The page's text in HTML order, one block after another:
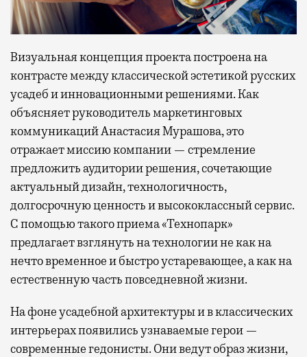
Визуальная концепция проекта построена на
контрасте между классической эстетикой русских
усадеб и инновационными решениями. Как
объясняет руководитель маркетинговых
коммуникаций Анастасия Мурашова, это
отражает миссию компании — стремление
предложить аудитории решения, сочетающие
актуальный дизайн, технологичность,
долгосрочную ценность и высококлассный сервис.
С помощью такого приема «Технопарк»
предлагает взглянуть на технологии не как на
нечто временное и быстро устаревающее, а как на
естественную часть повседневной жизни.
На фоне усадебной архитектуры и в классических
интерьерах появились узнаваемые герои —
современные гедонисты. Они ведут образ жизни,